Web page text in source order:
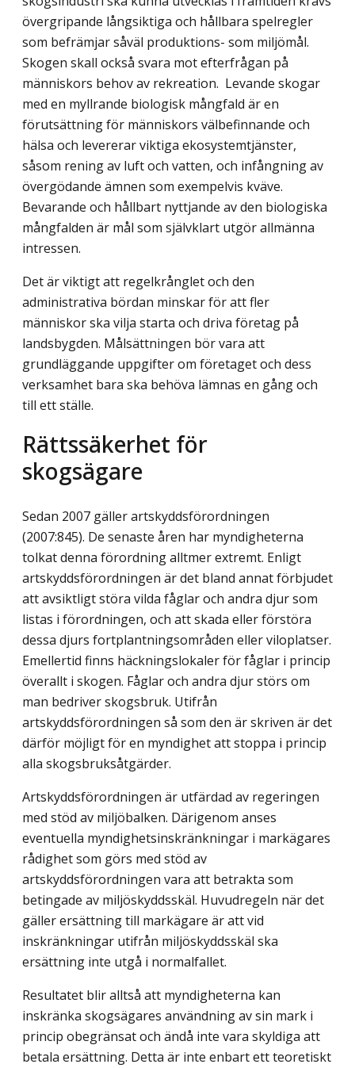
övergripande långsiktiga och hållbara spelregler
som befrämjar såväl produktions- som miljömål.
Skogen skall också svara mot efterfrågan på
människors behov av rekreation. Levande skogar
med en myllrande biologisk mångfald är en
förutsättning för människors välbefinnande och
hälsa och levererar viktiga ekosystemtjänster,
såsom rening av luft och vatten, och infångning av
övergödande ämnen som exempelvis kväve.
Bevarande och hållbart nyttjande av den biologiska
mångfalden är mål som självklart utgör allmänna
intressen.
Det är viktigt att regelkrånglet och den
administrativa bördan minskar för att fler
människor ska vilja starta och driva företag på
landsbygden. Målsättningen bör vara att
grundläggande uppgifter om företaget och dess
verksamhet bara ska behöva lämnas en gång och
till ett ställe.
Rättssäkerhet för
skogsägare
Sedan 2007 gäller artskyddsförordningen
(2007:845). De senaste åren har myndig­heterna
tolkat denna förordning alltmer extremt. Enligt
artskyddsförordningen är det bland annat förbjudet
att avsiktligt störa vilda fåglar och andra djur som
listas i förordningen, och att skada eller förstöra
dessa djurs fortplantningsområden eller viloplatser.
Emellertid finns häckningslokaler för fåglar i princip
överallt i skogen. Fåglar och andra djur störs om
man bedriver skogsbruk. Utifrån
artskyddsförordningen så som den är skriven är det
därför möjligt för en myndighet att stoppa i princip
alla skogsbruksåtgärder.
Artskyddsförordningen är utfärdad av regeringen
med stöd av miljöbalken. Därigenom anses
eventuella myndighetsinskränkningar i markägares
rådighet som görs med stöd av
artskyddsförordningen vara att betrakta som
betingade av miljöskyddsskäl. Huvudregeln när det
gäller ersättning till markägare är att vid
inskränkningar utifrån miljöskyddsskäl ska
ersättning inte utgå i normalfallet.
Resultatet blir alltså att myndigheterna kan
inskränka skogsägares användning av sin mark i
princip obegränsat och ändå inte vara skyldiga att
betala ersättning. Detta är inte enbart ett teoretiskt